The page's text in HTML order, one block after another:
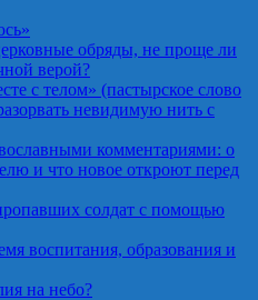
обряды, не проще ли
верой?
с телом» (пастырское слово
невидимую нить с
комментариями: о
и что новое откроют перед
солдат с помощью
воспитания, образования и
на небо?